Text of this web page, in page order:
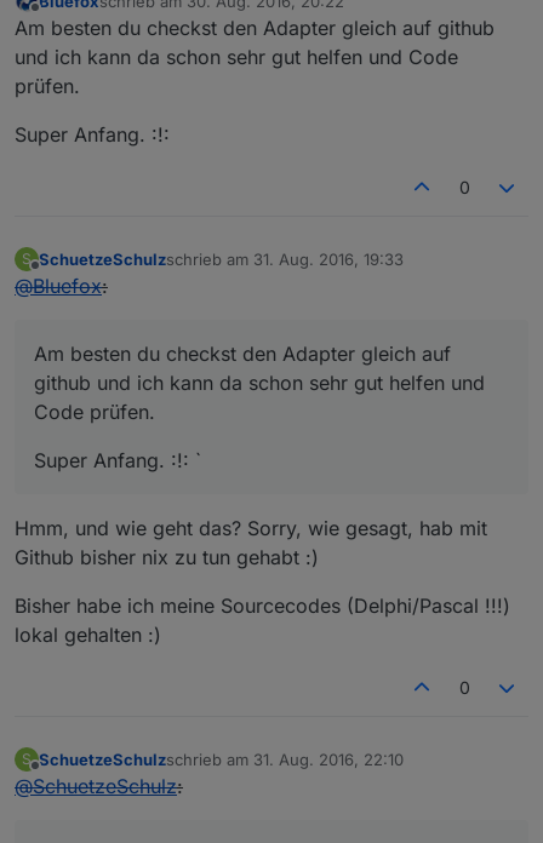
Offline zuletzt editiert von
Am besten du checkst den Adapter gleich auf github
und ich kann da schon sehr gut helfen und Code
prüfen.
Super Anfang. :!:
0
S
Offline
SchuetzeSchulzschrieb am 31. Aug. 2016, 19:33
zuletzt editiert von
@Bluefox:
Am besten du checkst den Adapter gleich auf
github und ich kann da schon sehr gut helfen und
Code prüfen.
Super Anfang. :!: `
Hmm, und wie geht das? Sorry, wie gesagt, hab mit
Github bisher nix zu tun gehabt :)
Bisher habe ich meine Sourcecodes (Delphi/Pascal !!!)
lokal gehalten :)
0
S
Offline
SchuetzeSchulzschrieb am 31. Aug. 2016, 22:10
zuletzt editiert von
@SchuetzeSchulz: